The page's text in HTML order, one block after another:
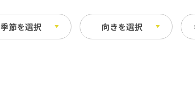
季節を選択 向きを選択